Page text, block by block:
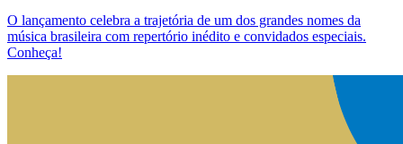
O lançamento celebra a trajetória de um dos grandes nomes da
música brasileira com repertório inédito e convidados especiais.
Conheça!